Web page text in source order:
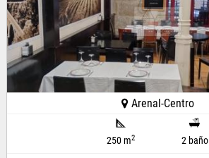
Arenal-Centro
250 m2 2 baño